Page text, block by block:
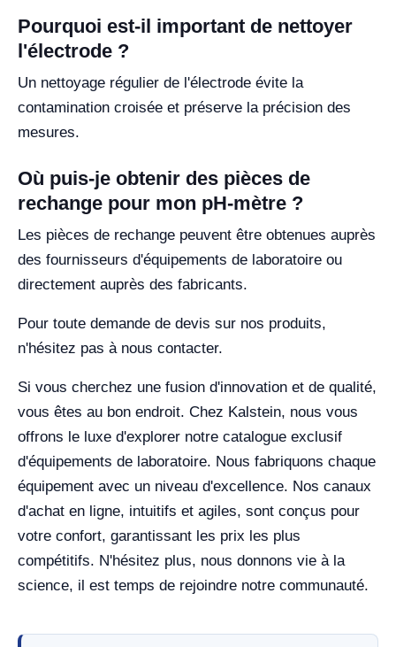
Pourquoi est-il important de nettoyer
l'électrode ?
Un nettoyage régulier de l'électrode évite la
contamination croisée et préserve la précision des
mesures.
Où puis-je obtenir des pièces de
rechange pour mon pH-mètre ?
Les pièces de rechange peuvent être obtenues auprès
des fournisseurs d'équipements de laboratoire ou
directement auprès des fabricants.
Pour toute demande de devis sur nos produits,
n'hésitez pas à nous contacter.
Si vous cherchez une fusion d'innovation et de qualité,
vous êtes au bon endroit. Chez Kalstein, nous vous
offrons le luxe d'explorer notre catalogue exclusif
d'équipements de laboratoire. Nous fabriquons chaque
équipement avec un niveau d'excellence. Nos canaux
d'achat en ligne, intuitifs et agiles, sont conçus pour
votre confort, garantissant les prix les plus
compétitifs. N'hésitez plus, nous donnons vie à la
science, il est temps de rejoindre notre communauté.